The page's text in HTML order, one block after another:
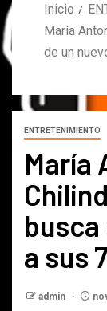
Inicio
María
de un
ENTRETENIMIENTO
María
busca
a sus
admin